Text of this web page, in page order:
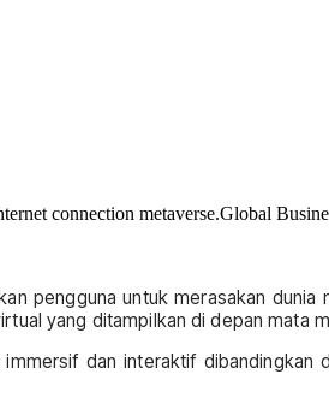
connection metaverse.Global
pengguna untuk merasakan
yang ditampilkan di depan mata
dan interaktif